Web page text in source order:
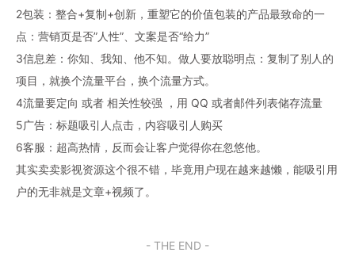
2包装：整合+复制+创新，重塑它的价值包装的产品最致命的一
点：营销页是否”人性”、文案是否“给力”
3信息差：你知、我知、他不知。做人要放聪明点：复制了别人的
项目，就换个流量平台，换个流量方式。
4流量要定向 或者 相关性较强 ，用 QQ 或者邮件列表储存流量
5广告：标题吸引人点击，内容吸引人购买
6客服：超高热情，反而会让客户觉得你在忽悠他。
其实卖卖影视资源这个很不错，毕竟用户现在越来越懒，能吸引用
户的无非就是文章+视频了。
- THE END -